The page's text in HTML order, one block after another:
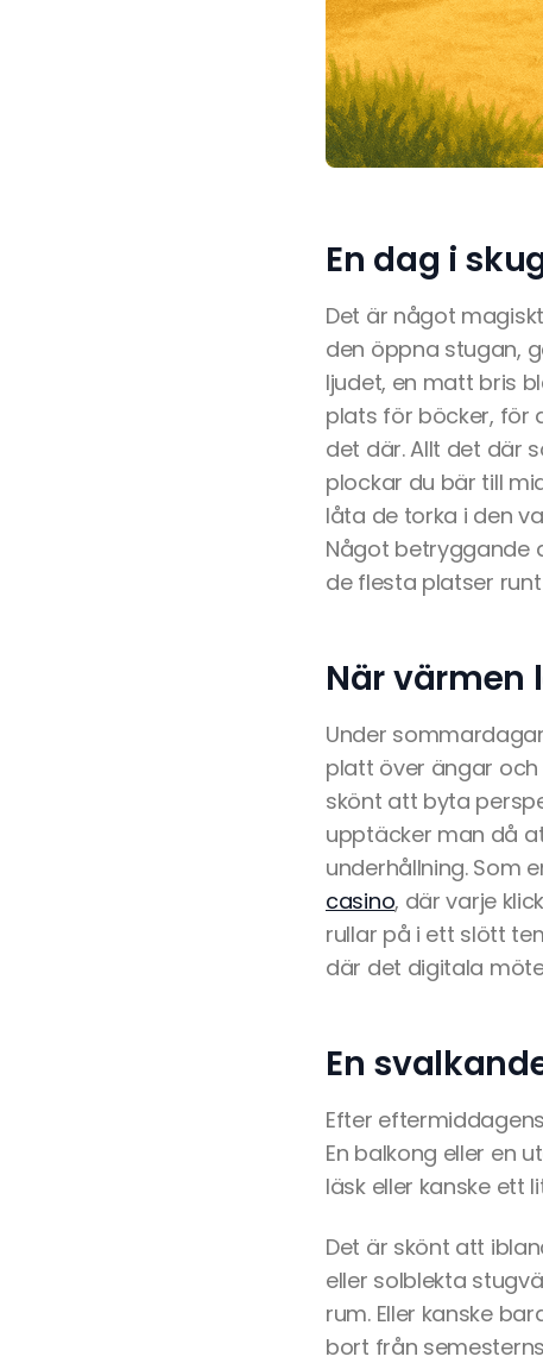
En dag i
Det är något
den öppna stugan,
ljudet, en matt bris
plats för böcker, för
det där. Allt det där
plockar du bär till
låta de torka i den
Något betryggande
de flesta platser
När värmen
Under
platt över ängar
skönt att byta
upptäcker man då
underhållning. Som
casino, där varje
rullar på i ett slött
där det digitala
En
Efter
En balkong eller en
läsk eller kanske ett
Det är skönt att
eller solblekta
rum. Eller kanske
bort från